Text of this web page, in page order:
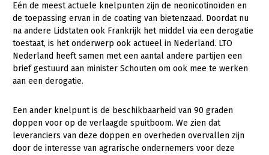
Eén de meest actuele knelpunten zijn de neonicotinoïden en
de toepassing ervan in de coating van bietenzaad. Doordat nu
na andere Lidstaten ook Frankrijk het middel via een derogatie
toestaat, is het onderwerp ook actueel in Nederland. LTO
Nederland heeft samen met een aantal andere partijen een
brief gestuurd aan minister Schouten om ook mee te werken
aan een derogatie.
Een ander knelpunt is de beschikbaarheid van 90 graden
doppen voor op de verlaagde spuitboom. We zien dat
leveranciers van deze doppen en overheden overvallen zijn
door de interesse van agrarische ondernemers voor deze